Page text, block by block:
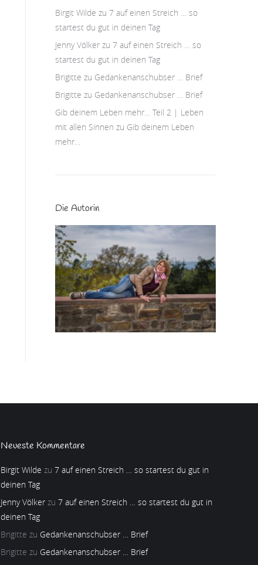
Birgit Wilde zu 7 auf einen Streich … so
startest du gut in deinen Tag
Jenny Völker zu 7 auf einen Streich … so
startest du gut in deinen Tag
Brigitte zu Gedankenanschubser … Brief
Brigitte zu Gedankenanschubser … Brief
Gib deinem Leben mehr… Teil 2 | Leben
mit allen Sinnen zu Gib deinem Leben
mehr…
Die Autorin
Neueste Kommentare
Birgit Wilde zu7 auf einen Streich … so startest du gut in
deinen Tag
Jenny Völkerzu7 auf einen Streich … so startest du gut in
deinen Tag
Brigitte zu Gedankenanschubser … Brief
Brigitte zu Gedankenanschubser … Brief